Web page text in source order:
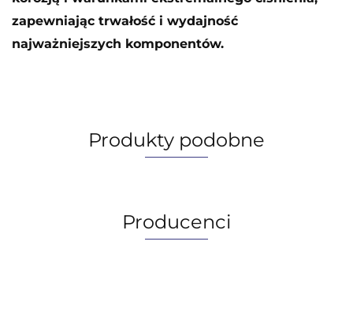
zapewniając trwałość i wydajność
najważniejszych komponentów.
Produkty podobne
Producenci